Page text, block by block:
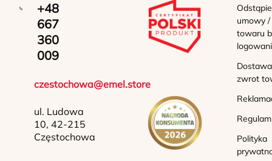
+48
667
360
009
czestochowa@emel.store
ul. Ludowa
10, 42-215
Częstochowa
umowy
towaru
zwrot
Polityka